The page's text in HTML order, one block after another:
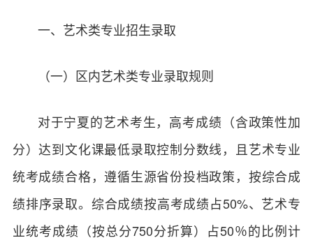
一、艺术类专业招生录取
（一）区内艺术类专业录取规则
对于宁夏的艺术考生，高考成绩（含政策性加
分）达到文化课最低录取控制分数线，且艺术专业
统考成绩合格，遵循生源省份投档政策，按综合成
绩排序录取。综合成绩按高考成绩占50%、艺术专
业统考成绩（按总分750分折算）占50％的比例计